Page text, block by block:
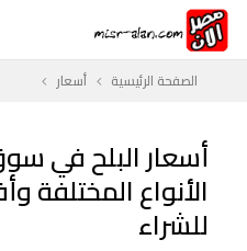
الصفحة الرئيسية أسعار
أسعار البلح في
الأنواع المختلفة
للشراء